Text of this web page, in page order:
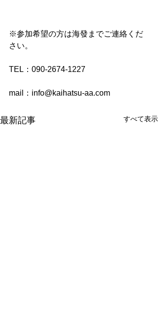
※参加希望の方は海發までご連絡くだ
さい。
TEL：090-2674-1227
mail：info@kaihatsu-aa.com
最新記事 すべて表示